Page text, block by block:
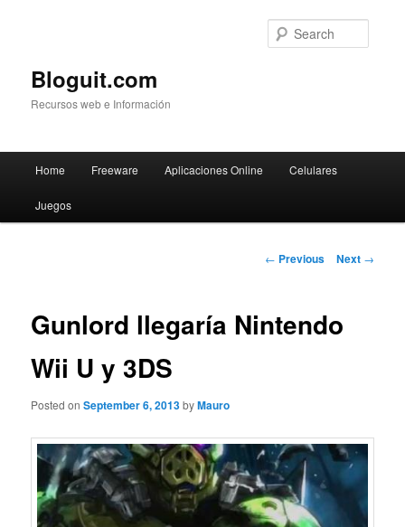
Bloguit.com
Recursos web e Información
Skip
to
Home Freeware Aplicaciones Online Celulares
Juegos
Post
← Previous Next →
Gunlord llegaría Nintendo
Wii U y 3DS
Posted onSeptember 6, 2013byMauro